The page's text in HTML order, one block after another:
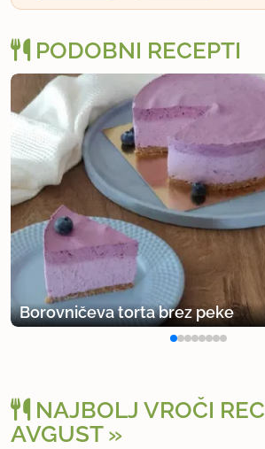
PODOBNI RECEPTI
Borovničeva torta brez peke
NAJBOLJ VROČI
AVGUST